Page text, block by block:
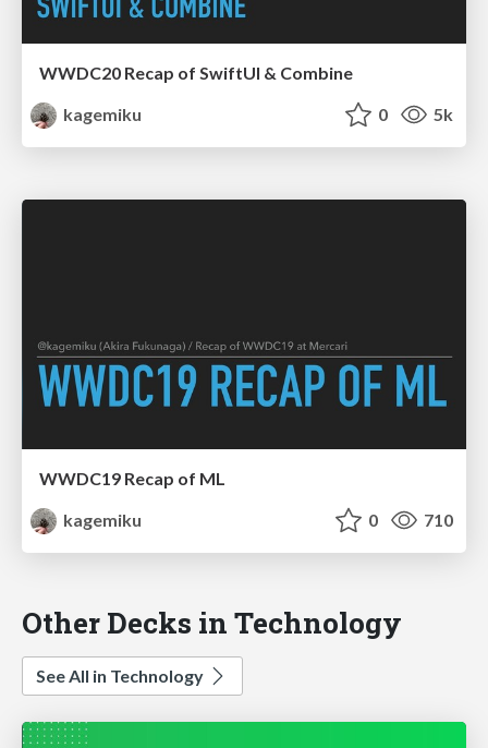
WWDC20 Recap of SwiftUI & Combine
kagemiku
0 5k
WWDC19 Recap of ML
kagemiku
0 710
Other Decks in Technology
See All in Technology